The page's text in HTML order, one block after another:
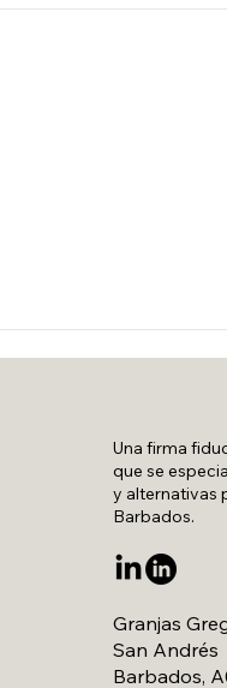
práctico: la
del
Dunlop
Una firma
que se
y alternativas
Barbados.
Granjas
San Andrés
Barbados,